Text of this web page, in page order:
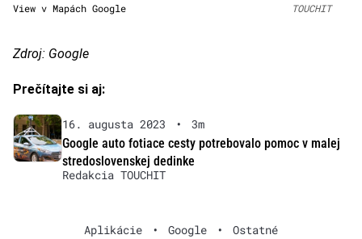
View v Mapách Google
TOUCHIT
Zdroj: Google
Prečítajte si aj:
16. augusta 2023 •
3m
Google auto fotiace cesty potrebovalo pomoc v malej
stredoslovenskej dedinke
Redakcia TOUCHIT
Aplikácie • Google • Ostatné